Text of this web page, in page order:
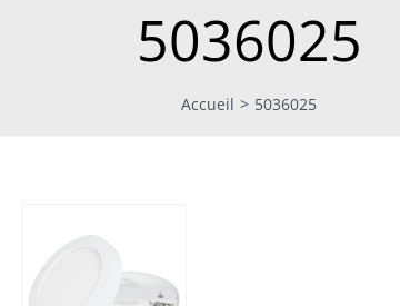
5036025
Accueil > 5036025